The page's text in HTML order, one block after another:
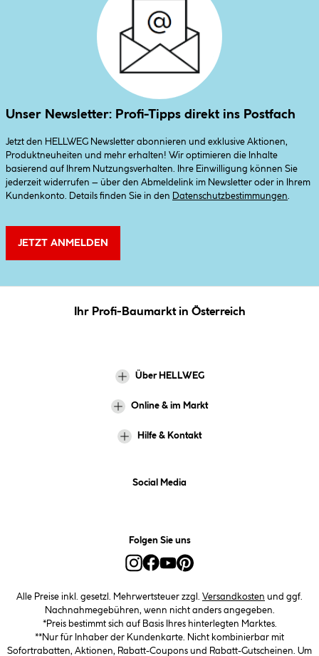
Unser Newsletter: Profi-Tipps direkt ins Postfach
Jetzt den HELLWEG Newsletter abonnieren und exklusive Aktionen,
Produktneuheiten und mehr erhalten! Wir optimieren die Inhalte
basierend auf Ihrem Nutzungsverhalten. Ihre Einwilligung können Sie
jederzeit widerrufen – über den Abmeldelink im Newsletter oder in Ihrem
Kundenkonto. Details finden Sie in den
Datenschutzbestimmungen
JETZT ANMELDEN
Ihr Profi-Baumarkt in Österreich
Über HELLWEG
Online & im Markt
Hilfe & Kontakt
Social Media
Folgen Sie uns
Alle Preise inkl. gesetzl. Mehrwertsteuer zzgl. Versandkosten und ggf.
Nachnahmegebühren, wenn nicht anders angegeben.
*Preis bestimmt sich auf Basis Ihres hinterlegten Marktes.
**Nur für Inhaber der Kundenkarte. Nicht kombinierbar mit
Sofortrabatten, Aktionen, Rabatt-Coupons und Rabatt-Gutscheinen. Um